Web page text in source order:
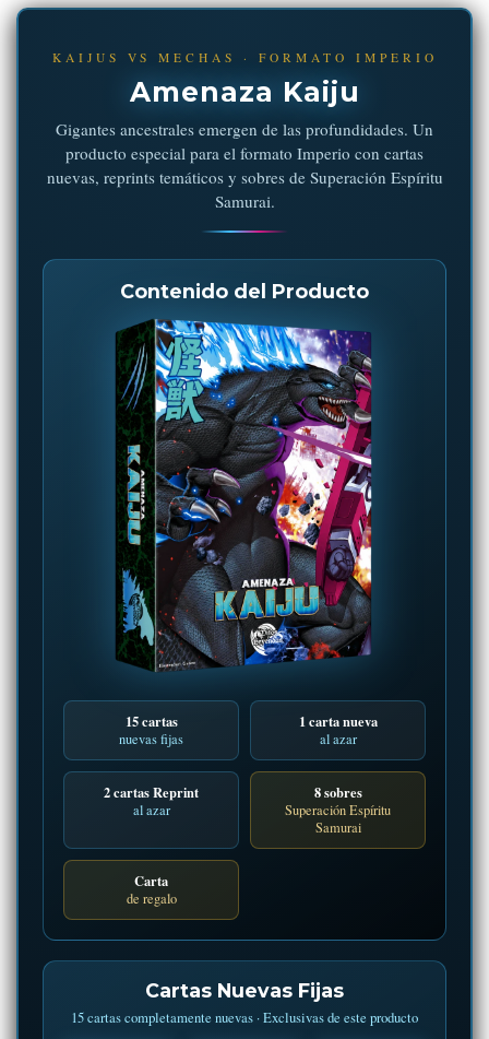
KAIJUS VS MECHAS · FORMATO IMPERIO
Amenaza Kaiju
Gigantes ancestrales emergen de las profundidades. Un
producto especial para el formato Imperio con cartas
nuevas, reprints temáticos y sobres de Superación Espíritu
Samurai.
Contenido del Producto
15 cartas
nuevas fijas
1 carta nueva
al azar
2 cartas Reprint
al azar
8 sobres
Superación Espíritu
Samurai
Carta
de regalo
Cartas Nuevas Fijas
15 cartas completamente nuevas · Exclusivas de este producto